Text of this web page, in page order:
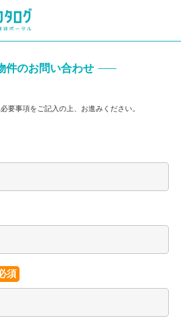
件のお問い合わせ
要事項をご記入の上、お進みください。
須